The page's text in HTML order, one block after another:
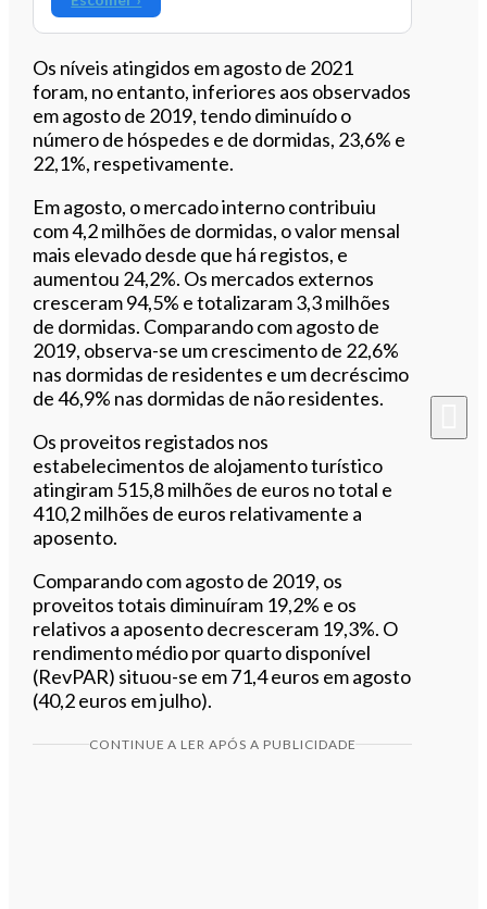
Os níveis atingidos em agosto de 2021
foram, no entanto, inferiores aos observados
em agosto de 2019, tendo diminuído o
número de hóspedes e de dormidas, 23,6% e
22,1%, respetivamente.
Em agosto, o mercado interno contribuiu
com 4,2 milhões de dormidas, o valor mensal
mais elevado desde que há registos, e
aumentou 24,2%. Os mercados externos
cresceram 94,5% e totalizaram 3,3 milhões
de dormidas. Comparando com agosto de
2019, observa-se um crescimento de 22,6%
nas dormidas de residentes e um decréscimo
de 46,9% nas dormidas de não residentes.
Os proveitos registados nos
estabelecimentos de alojamento turístico
atingiram 515,8 milhões de euros no total e
410,2 milhões de euros relativamente a
aposento.
Comparando com agosto de 2019, os
proveitos totais diminuíram 19,2% e os
relativos a aposento decresceram 19,3%. O
rendimento médio por quarto disponível
(RevPAR) situou-se em 71,4 euros em agosto
(40,2 euros em julho).
CONTINUE A LER APÓS A PUBLICIDADE